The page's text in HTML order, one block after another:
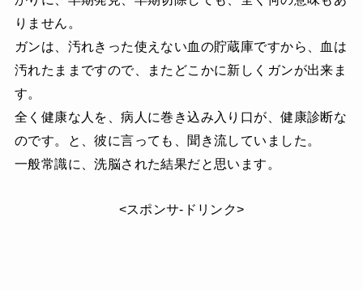
りません。
ガンは、汚れきった使えない血の貯蔵庫ですから、血は
汚れたままですので、またどこかに新しくガンが出来ま
す。
全く健康な人を、病人に巻き込み入り口が、健康診断な
のです。と、彼に言っても、聞き流していました。
一般常識に、洗脳された結果だと思います。
<スポンサ-ドリンク>